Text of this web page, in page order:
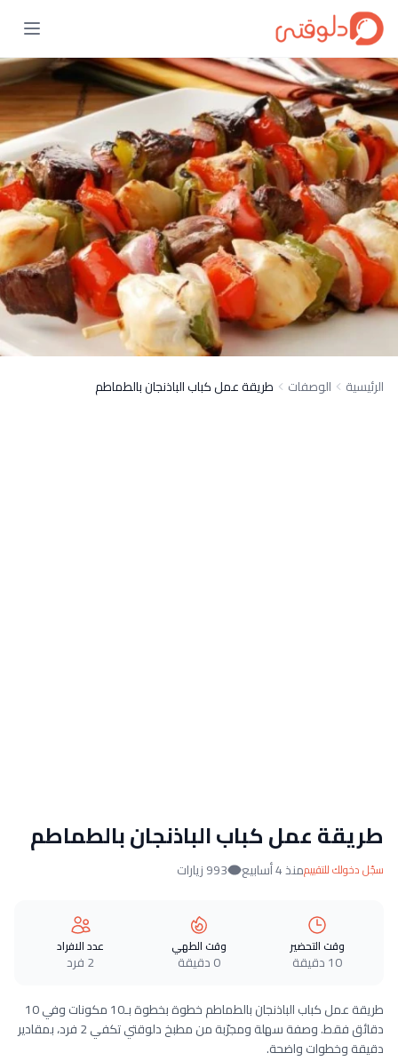
الرئيسية الوصفات طريقة عمل كباب الباذنجان بالطماطم
طريقة عمل كباب الباذنجان بالطماطم
سجّل دخولك للتقييممنذ 4 أسابيع 993 زيارات
وقت التحضير
10 دقيقة
وقت الطهي
0 دقيقة
عدد الافراد
2 فرد
طريقة عمل كباب الباذنجان بالطماطم خطوة بخطوة بـ10 مكونات وفي 10
دقائق فقط. وصفة سهلة ومجرّبة من مطبخ دلوقتي تكفي 2 فرد، بمقادير
دقيقة وخطوات واضحة.